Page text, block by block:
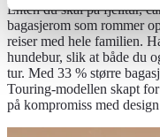
Enten du skal på fjelltur,
bagasjerom som rommer
reiser med hele familien.
hundebur, slik at både du
tur. Med 33 % større
Touring-modellen skapt for
på kompromiss med